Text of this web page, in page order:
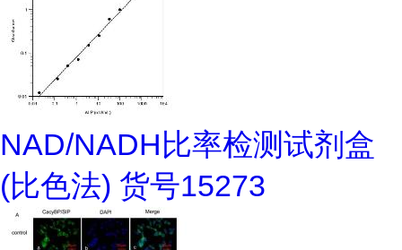
NAD/NADH比率检测试剂盒
(比色法) 货号15273